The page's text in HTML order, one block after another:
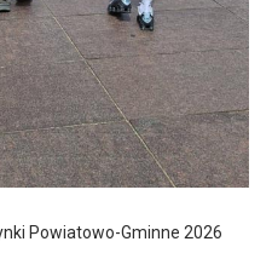
Powiatowo-Gminne 2026